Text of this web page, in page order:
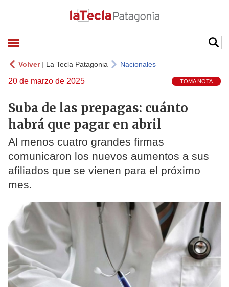
Volver| La Tecla Patagonia Nacionales
20 de marzo de 2025 TOMA NOTA
Suba de las prepagas: cuánto
habrá que pagar en abril
Al menos cuatro grandes firmas
comunicaron los nuevos aumentos a sus
afiliados que se vienen para el próximo
mes.